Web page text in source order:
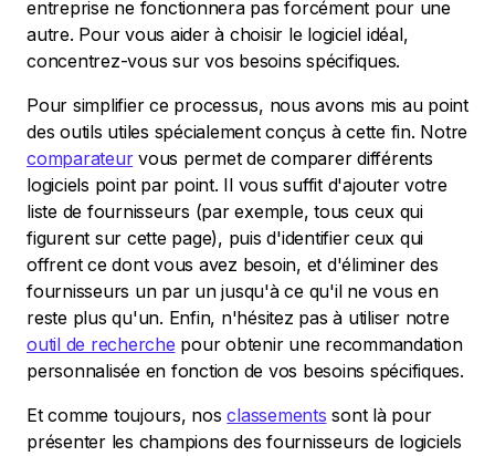
entreprise ne fonctionnera pas forcément pour une
autre. Pour vous aider à choisir le logiciel idéal,
concentrez-vous sur vos besoins spécifiques.
Pour simplifier ce processus, nous avons mis au point
des outils utiles spécialement conçus à cette fin. Notre
comparateurvous permet de comparer différents
logiciels point par point. Il vous suffit d'ajouter votre
liste de fournisseurs (par exemple, tous ceux qui
figurent sur cette page), puis d'identifier ceux qui
offrent ce dont vous avez besoin, et d'éliminer des
fournisseurs un par un jusqu'à ce qu'il ne vous en
reste plus qu'un. Enfin, n'hésitez pas à utiliser notre
outil de recherche pour obtenir une recommandation
personnalisée en fonction de vos besoins spécifiques.
Et comme toujours, nosclassements sont là pour
présenter les champions des fournisseurs de logiciels